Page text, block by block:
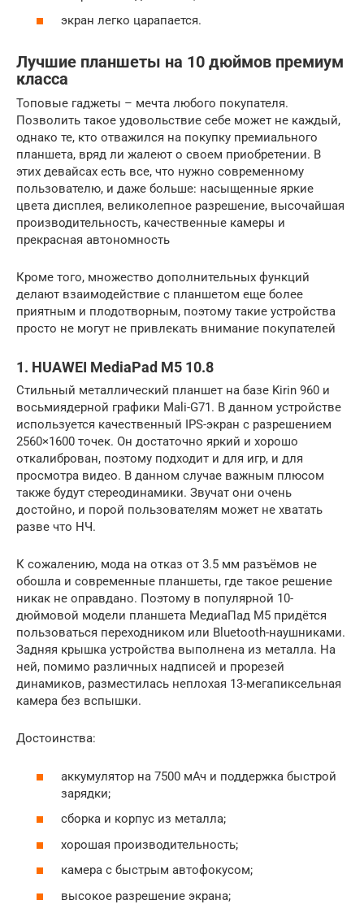
экран легко царапается.
Лучшие планшеты на 10 дюймов премиум
класса
Топовые гаджеты – мечта любого покупателя.
Позволить такое удовольствие себе может не каждый,
однако те, кто отважился на покупку премиального
планшета, вряд ли жалеют о своем приобретении. В
этих девайсах есть все, что нужно современному
пользователю, и даже больше: насыщенные яркие
цвета дисплея, великолепное разрешение, высочайшая
производительность, качественные камеры и
прекрасная автономность
Кроме того, множество дополнительных функций
делают взаимодействие с планшетом еще более
приятным и плодотворным, поэтому такие устройства
просто не могут не привлекать внимание покупателей
1. HUAWEI MediaPad M5 10.8
Стильный металлический планшет на базе Kirin 960 и
восьмиядерной графики Mali-G71. В данном устройстве
используется качественный IPS-экран с разрешением
2560×1600 точек. Он достаточно яркий и хорошо
откалиброван, поэтому подходит и для игр, и для
просмотра видео. В данном случае важным плюсом
также будут стереодинамики. Звучат они очень
достойно, и порой пользователям может не хватать
разве что НЧ.
К сожалению, мода на отказ от 3.5 мм разъёмов не
обошла и современные планшеты, где такое решение
никак не оправдано. Поэтому в популярной 10-
дюймовой модели планшета МедиаПад М5 придётся
пользоваться переходником или Bluetooth-наушниками.
Задняя крышка устройства выполнена из металла. На
ней, помимо различных надписей и прорезей
динамиков, разместилась неплохая 13-мегапиксельная
камера без вспышки.
Достоинства:
аккумулятор на 7500 мАч и поддержка быстрой
зарядки;
сборка и корпус из металла;
хорошая производительность;
камера с быстрым автофокусом;
высокое разрешение экрана;